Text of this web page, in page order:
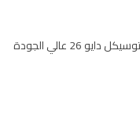
عالي الجودة